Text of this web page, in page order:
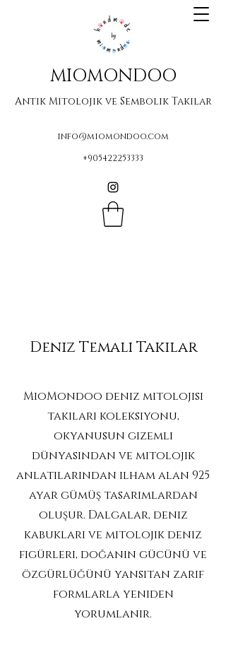
MIOMONDOO
Antik Mitolojik ve Sembolik Takılar
info@miomondoo.com
+905422253333
Deniz Temalı Takılar
MioMondoo deniz mitolojisi
takıları koleksiyonu,
okyanusun gizemli
dünyasından ve mitolojik
anlatılarından ilham alan 925
ayar gümüş tasarımlardan
oluşur. Dalgalar, deniz
kabukları ve mitolojik deniz
figürleri, doğanın gücünü ve
özgürlüğünü yansıtan zarif
formlarla yeniden
yorumlanır.